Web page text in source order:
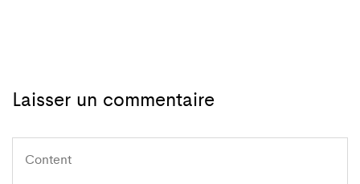
Laisser un commentaire